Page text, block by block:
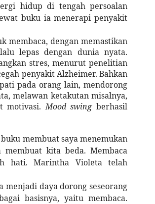
hidup di tengah persoalan
buku ia menerapi penyakit
membaca, dengan memastikan
lepas dengan dunia nyata.
stres, menurut penelitian
penyakit Alzheimer. Bahkan
pada orang lain, mendorong
melawan ketakutan misalnya,
motivasi.Mood swingberhasil
membuat saya menemukan
kita beda. Membaca
hati. Marintha Violeta telah
daya dorong seseorang
basisnya, yaitu membaca.